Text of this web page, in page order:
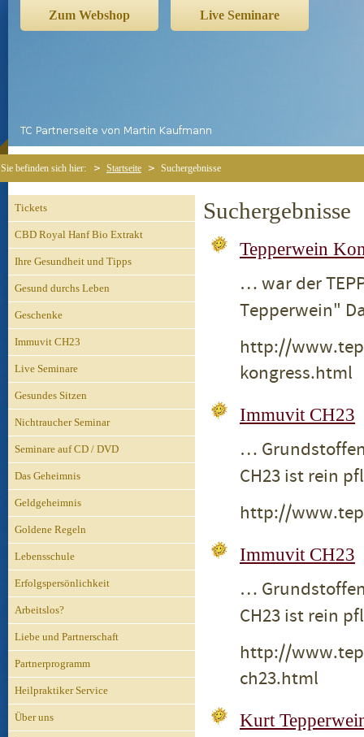
Zum Webshop Live Seminare
Sie befinden sich hier: Startseite Suchergebnisse
Tickets
CBD Royal Hanf Bio Extrakt
Ihre Gesundheit und Tipps
Gesund durchs Leben
Geschenke
Immuvit CH23
Live Seminare
Gesundes Sitzen
Nichtraucher Seminar
Seminare auf CD / DVD
Das Geheimnis
Geldgeheimnis
Goldene Regeln
Lebensschule
Erfolgspersönlichkeit
Arbeitslos?
Liebe und Partnerschaft
Partnerprogramm
Heilpraktiker Service
Über uns
Suchergebnisse
Tepperwein
… war der
Tepperwein"
http://
kongress.html
Immuvit CH23
…
CH23 ist rein
http://
Immuvit CH23
…
CH23 ist rein
http://
ch23.html
Kurt